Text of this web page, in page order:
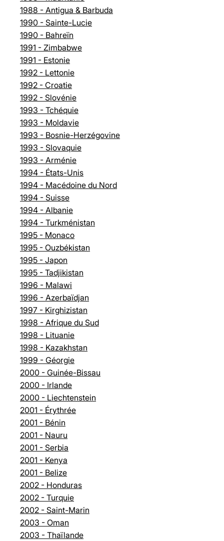
1988 - Antigua & Barbuda
1990 - Sainte-Lucie
1990 - Bahreïn
1991 - Zimbabwe
1991 - Estonie
1992 - Lettonie
1992 - Croatie
1992 - Slovénie
1993 - Tchéquie
1993 - Moldavie
1993 - Bosnie-Herzégovine
1993 - Slovaquie
1993 - Arménie
1994 - États-Unis
1994 - Macédoine du Nord
1994 - Suisse
1994 - Albanie
1994 - Turkménistan
1995 - Monaco
1995 - Ouzbékistan
1995 - Japon
1995 - Tadjikistan
1996 - Malawi
1996 - Azerbaïdjan
1997 - Kirghizistan
1998 - Afrique du Sud
1998 - Lituanie
1998 - Kazakhstan
1999 - Géorgie
2000 - Guinée-Bissau
2000 - Irlande
2000 - Liechtenstein
2001 - Érythrée
2001 - Bénin
2001 - Nauru
2001 - Serbia
2001 - Kenya
2001 - Belize
2002 - Honduras
2002 - Turquie
2002 - Saint-Marin
2003 - Oman
2003 - Thaïlande